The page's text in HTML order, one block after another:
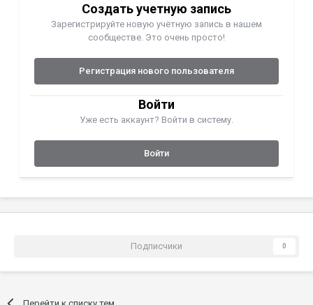
Создать учетную запись
Зарегистрируйте новую учётную запись в нашем
сообществе. Это очень просто!
Регистрация нового пользователя
Войти
Уже есть аккаунт? Войти в систему.
Войти
Подписчики 0